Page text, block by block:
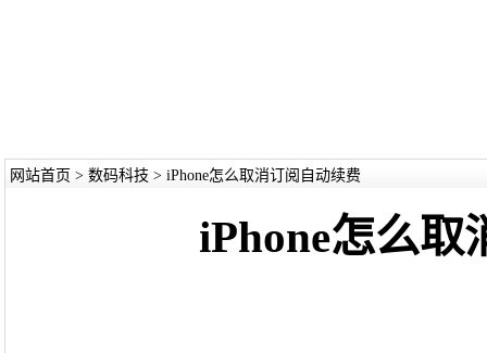
网站首页 > 数码科技 > iPhone怎么取消订阅自动续费
iPhone怎么取